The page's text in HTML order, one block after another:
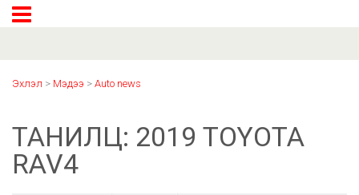
Эхлэл > Мэдээ > Auto news
ТАНИЛЦ: 2019 TOYOTA
RAV4